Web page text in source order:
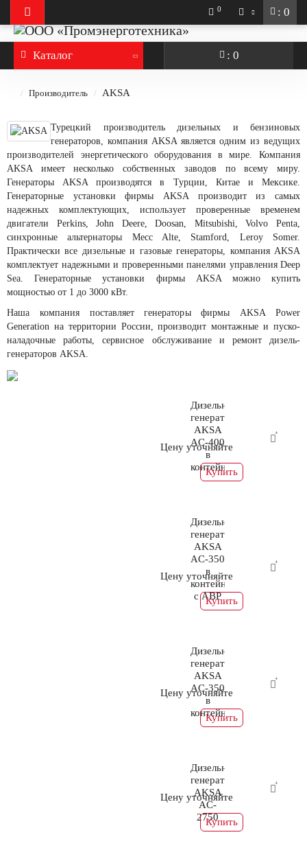
: 0
0
Каталог : 0
Производитель AKSA
Турецкий производитель дизельных и бензиновых
генераторов, компания AKSA является одним из ведущих
производителей энергетического оборудования в мире. Компания
AKSA имеет несколько собственных заводов по всему миру.
Генераторы AKSA производятся в Турции, Китае и Мексике.
Генераторные установки фирмы AKSA производит из самых
надежных комплектующих, использует проверенные временем
двигатели Perkins, John Deere, Doosan, Mitsubishi, Volvo Penta,
синхронные альтернаторы Mecc Alte, Stamford, Leroy Somer.
Практически все дизельные и газовые генераторы, компания AKSA
комплектует надежными и проверенными панелями управления Deep
Sea. Генераторные установки фирмы AKSA можно купить
мощностью от 1 до 3000 кВт.
Наша компания поставляет генераторы фирмы AKSA Power
Generation на территории России, производит монтажные и пуско-
наладочные работы, сервисное обслуживание и ремонт дизель-
генераторов AKSA.
Дизельный
генератор
AKSA
AC-400
в
контейнере
Цену уточняйте
Купить
Дизельный
генератор
AKSA
AC-350
в
контейнере
с АВР
Цену уточняйте
Купить
Дизельный
генератор
AKSA
AC-350
в
контейнере
Цену уточняйте
Купить
Дизельный
генератор
AKSA
AC-
2750
Цену уточняйте
Купить